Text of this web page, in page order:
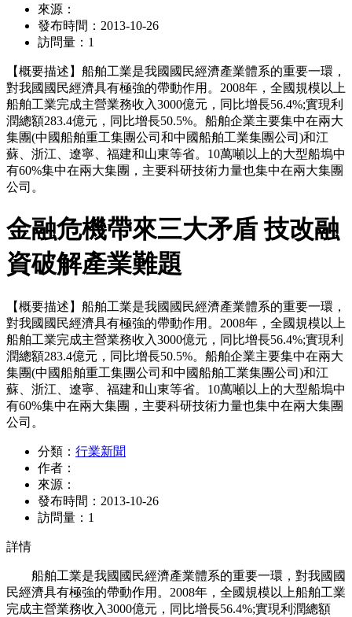
來源：
發布時間： 2013-10-26
訪問量： 1
【概要描述】 船舶工業是我國國民經濟產業體系的重要一環，
對我國國民經濟具有極強的帶動作用。2008年，全國規模以上
船舶工業完成主營業務收入3000億元，同比增長56.4%;實現利
潤總額283.4億元，同比增長50.5%。船舶企業主要集中在兩大
集團(中國船舶重工集團公司和中國船舶工業集團公司)和江
蘇、浙江、遼寧、福建和山東等省。10萬噸以上的大型船塢中
有60%集中在兩大集團，主要科研技術力量也集中在兩大集團
公司。
金融危機帶來三大矛盾 技改融
資破解產業難題
【概要描述】 船舶工業是我國國民經濟產業體系的重要一環，
對我國國民經濟具有極強的帶動作用。2008年，全國規模以上
船舶工業完成主營業務收入3000億元，同比增長56.4%;實現利
潤總額283.4億元，同比增長50.5%。船舶企業主要集中在兩大
集團(中國船舶重工集團公司和中國船舶工業集團公司)和江
蘇、浙江、遼寧、福建和山東等省。10萬噸以上的大型船塢中
有60%集中在兩大集團，主要科研技術力量也集中在兩大集團
公司。
分類： 行業新聞
作者：
來源：
發布時間： 2013-10-26
訪問量： 1
詳情
船舶工業是我國國民經濟產業體系的重要一環，對我國國
民經濟具有極強的帶動作用。2008年，全國規模以上船舶工業
完成主營業務收入3000億元，同比增長56.4%;實現利潤總額